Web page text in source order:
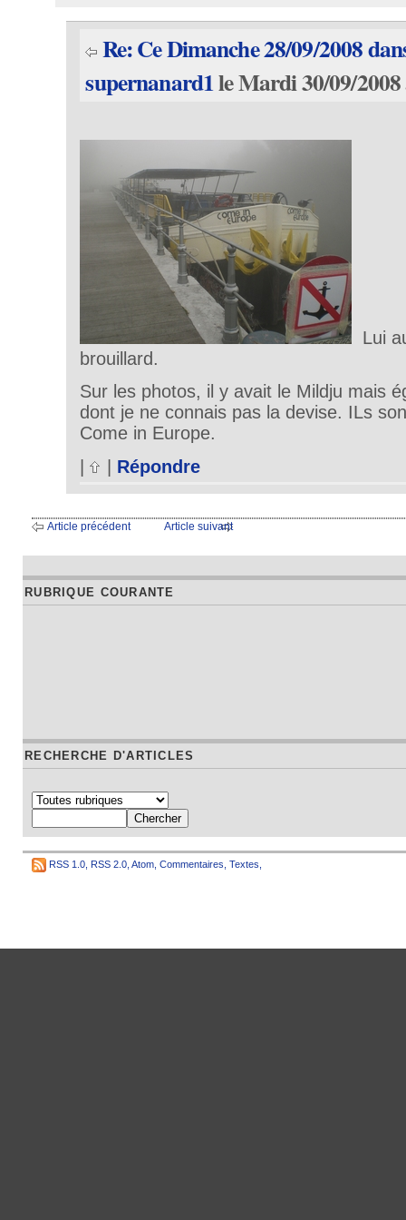
Re: Ce Dimanche 28/09/2008
supernanard1le Mardi 30/09/2008
Lui
brouillard.
Sur les photos, il y avait le Mildju mais
dont je ne connais pas la devise. ILs
Come in Europe.
|
| Répondre
Article précédent Article suivant
RUBRIQUE COURANTE
RECHERCHE D'ARTICLES
RSS 1.0 RSS 2.0 Atom Commentaires Textes